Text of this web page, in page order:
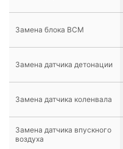
Замена блока BCM
Замена датчика детонации
Замена датчика коленвала
Замена датчика впускного
воздуха